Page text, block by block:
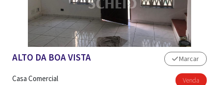
ALTO DA BOA VISTA
Casa Comercial
Marcar
Venda